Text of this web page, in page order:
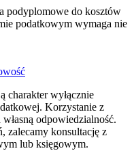
podyplomowe do kosztów
podatkowym wymaga nie
charakter wyłącznie
Korzystanie z
odpowiedzialność.
zalecamy konsultację z
lub księgowym.